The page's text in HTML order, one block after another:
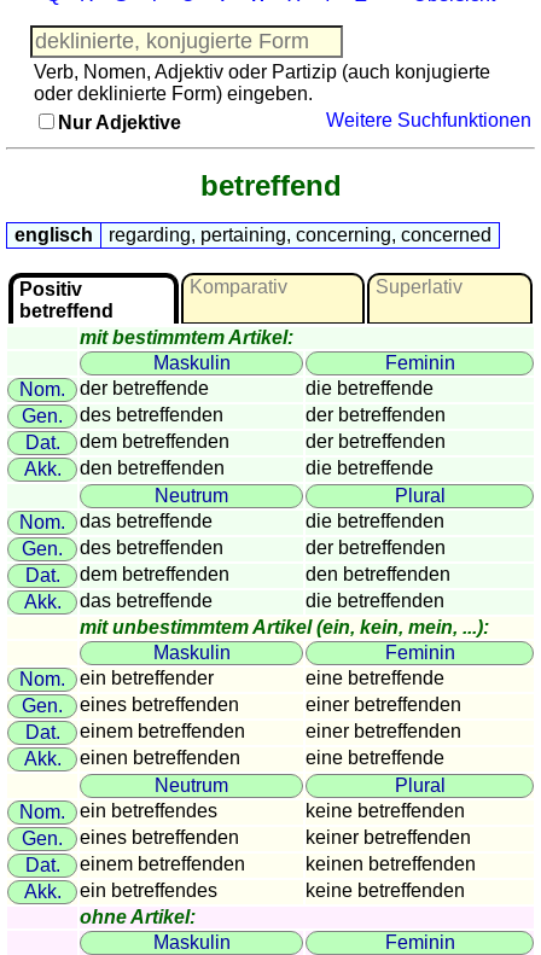
Italienisch
Lateinisch
Niederländisch
Portugiesisch
Nützliches
Umrechner
Autokennzeichen
Sonnenstand
Fahrradtouren
Reisewortschatz
SPIELE
Geografie
Küstenquiz
Geografiequiz
Länderquiz
Flüsse-
und
Städtequiz
Flaggen-,
Wappen-
und
Münzenquiz
Städte-
und
Länderquiz
weitere
Spiele
Gehirntraining
Rechentrainer
Verb, Nomen, Adjektiv oder Partizip (auch konjugierte
oder deklinierte Form) eingeben.
Nur Adjektive
Weitere Suchfunktionen
betreffend
englisch regarding, pertaining, concerning, concerned
Positiv
betreffend
Komparativ Superlativ
mit bestimmtem Artikel:
Maskulin
Feminin
Nom.
der betreffende
die betreffende
Gen.
des betreffenden
der betreffenden
Dat.
dem betreffenden
der betreffenden
Akk.
den betreffenden
die betreffende
Neutrum
Plural
Nom.
das betreffende
die betreffenden
Gen.
des betreffenden
der betreffenden
Dat.
dem betreffenden
den betreffenden
Akk.
das betreffende
die betreffenden
mit unbestimmtem Artikel (ein, kein, mein, ...):
Maskulin
Feminin
Nom.
ein betreffender
eine betreffende
Gen.
eines betreffenden
einer betreffenden
Dat.
einem betreffenden
einer betreffenden
Akk.
einen betreffenden
eine betreffende
Neutrum
Plural
Nom.
ein betreffendes
keine betreffenden
Gen.
eines betreffenden
keiner betreffenden
Dat.
einem betreffenden
keinen betreffenden
Akk.
ein betreffendes
keine betreffenden
ohne Artikel:
Maskulin
Feminin